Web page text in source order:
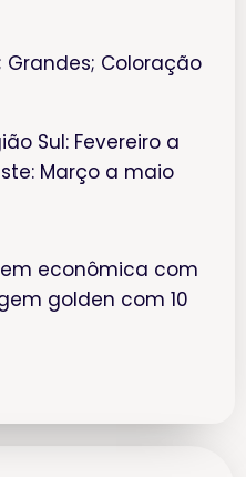
Coloração
Sul: Fevereiro a
Março a maio
econômica com
golden com 10